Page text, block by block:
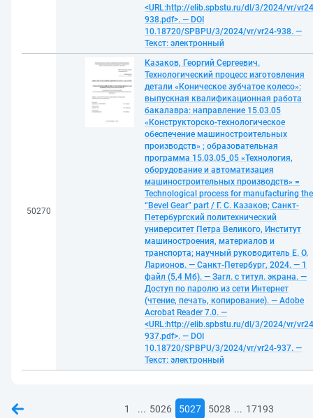
<URL:http://elib.spbstu.ru/dl/3/2024/vr/
938.pdf>. — DOI
10.18720/SPBPU/3/2024/vr/vr24-938. —
Текст: электронный
50270
Казаков, Георгий Сергеевич.
Технологический процесс изготовления
детали «Коническое зубчатое колесо»:
выпускная квалификационная работа
бакалавра: направление 15.03.05
«Конструкторско-технологическое
обеспечение машиностроительных
производств» ; образовательная
программа 15.03.05_05 «Технология,
оборудование и автоматизация
машиностроительных производств» =
Technological process for manufacturing the
“Bevel Gear” part / Г. С. Казаков; Санкт-
Петербургский политехнический
университет Петра Великого, Институт
машиностроения, материалов и
транспорта; научный руководитель Е. О.
Ларионов. — Санкт-Петербург, 2024. — 1
файл (5,4 Мб). — Загл. с титул. экрана. —
Доступ по паролю из сети Интернет
(чтение, печать, копирование). — Adobe
Acrobat Reader 7.0. —
<URL:http://elib.spbstu.ru/dl/3/2024/vr/
937.pdf>. — DOI
10.18720/SPBPU/3/2024/vr/vr24-937. —
Текст: электронный
1 ... 5026 5027 5028 ... 17193